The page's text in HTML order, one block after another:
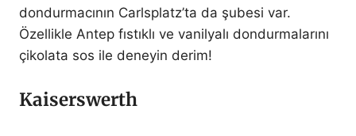
dondurmacının Carlsplatz’ta da şubesi var.
Özellikle Antep fıstıklı ve vanilyalı dondurmalarını
çikolata sos ile deneyin derim!
Kaiserswerth